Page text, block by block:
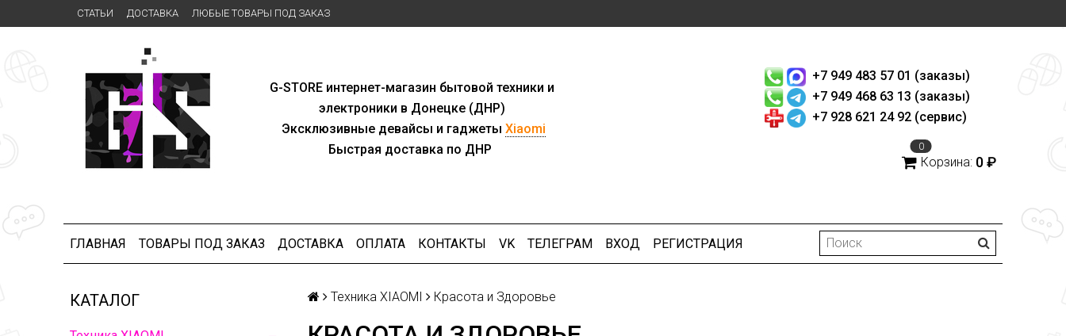
СТАТЬИ ДОСТАВКА ЛЮБЫЕ ТОВАРЫ ПОД ЗАКАЗ
G-STOREинтернет-магазин бытовой техники и
электроники в Донецке (ДНР)
Эксклюзивные девайсы и гаджеты Xiaomi
Быстрая доставка по ДНР
+7 949 483 57 01 (заказы)
+7 949 468 63 13 (заказы)
+7 928 621 24 92 (сервис)
0
Корзина: 0 ₽
ГЛАВНАЯ ТОВАРЫ ПОД ЗАКАЗ ДОСТАВКА ОПЛАТА КОНТАКТЫ VK ТЕЛЕГРАМ ВХОД РЕГИСТРАЦИЯ
КАТАЛОГ Техника XIAOMI Красота и Здоровье